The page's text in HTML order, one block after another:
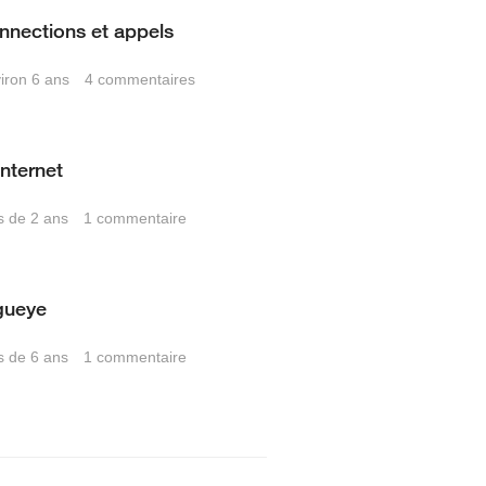
et appels
6 ans
4commentaires
de 2 ans
1commentaire
de 6 ans
1commentaire